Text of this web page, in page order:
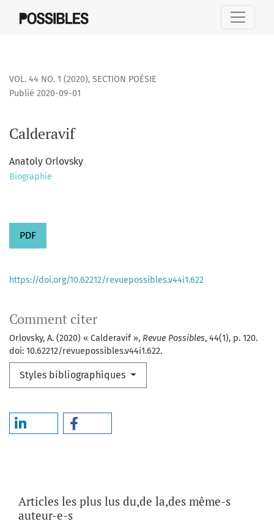
VOL. 44 NO. 1 (2020), SECTION POÉSIE
Calderavif
Publié 2020-09-01
Anatoly Orlovsky
Biographie
PDF
Comment citer
Orlovsky, A. (2020) « Calderavif », Revue Possibles, 44(1), p. 120.
doi: 10.62212/revuepossibles.v44i1.622.
Styles bibliographiques
https://doi.org/10.62212/revuepossibles.v44i1.622
Articles les plus lus du,de la,des même-s
auteur-e-s